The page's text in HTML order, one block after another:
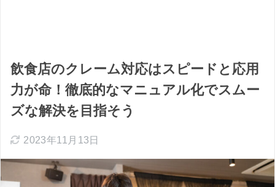
飲食店のクレーム対応はスピードと応用
力が命！徹底的なマニュアル化でスムー
ズな解決を目指そう
2023年11月13日